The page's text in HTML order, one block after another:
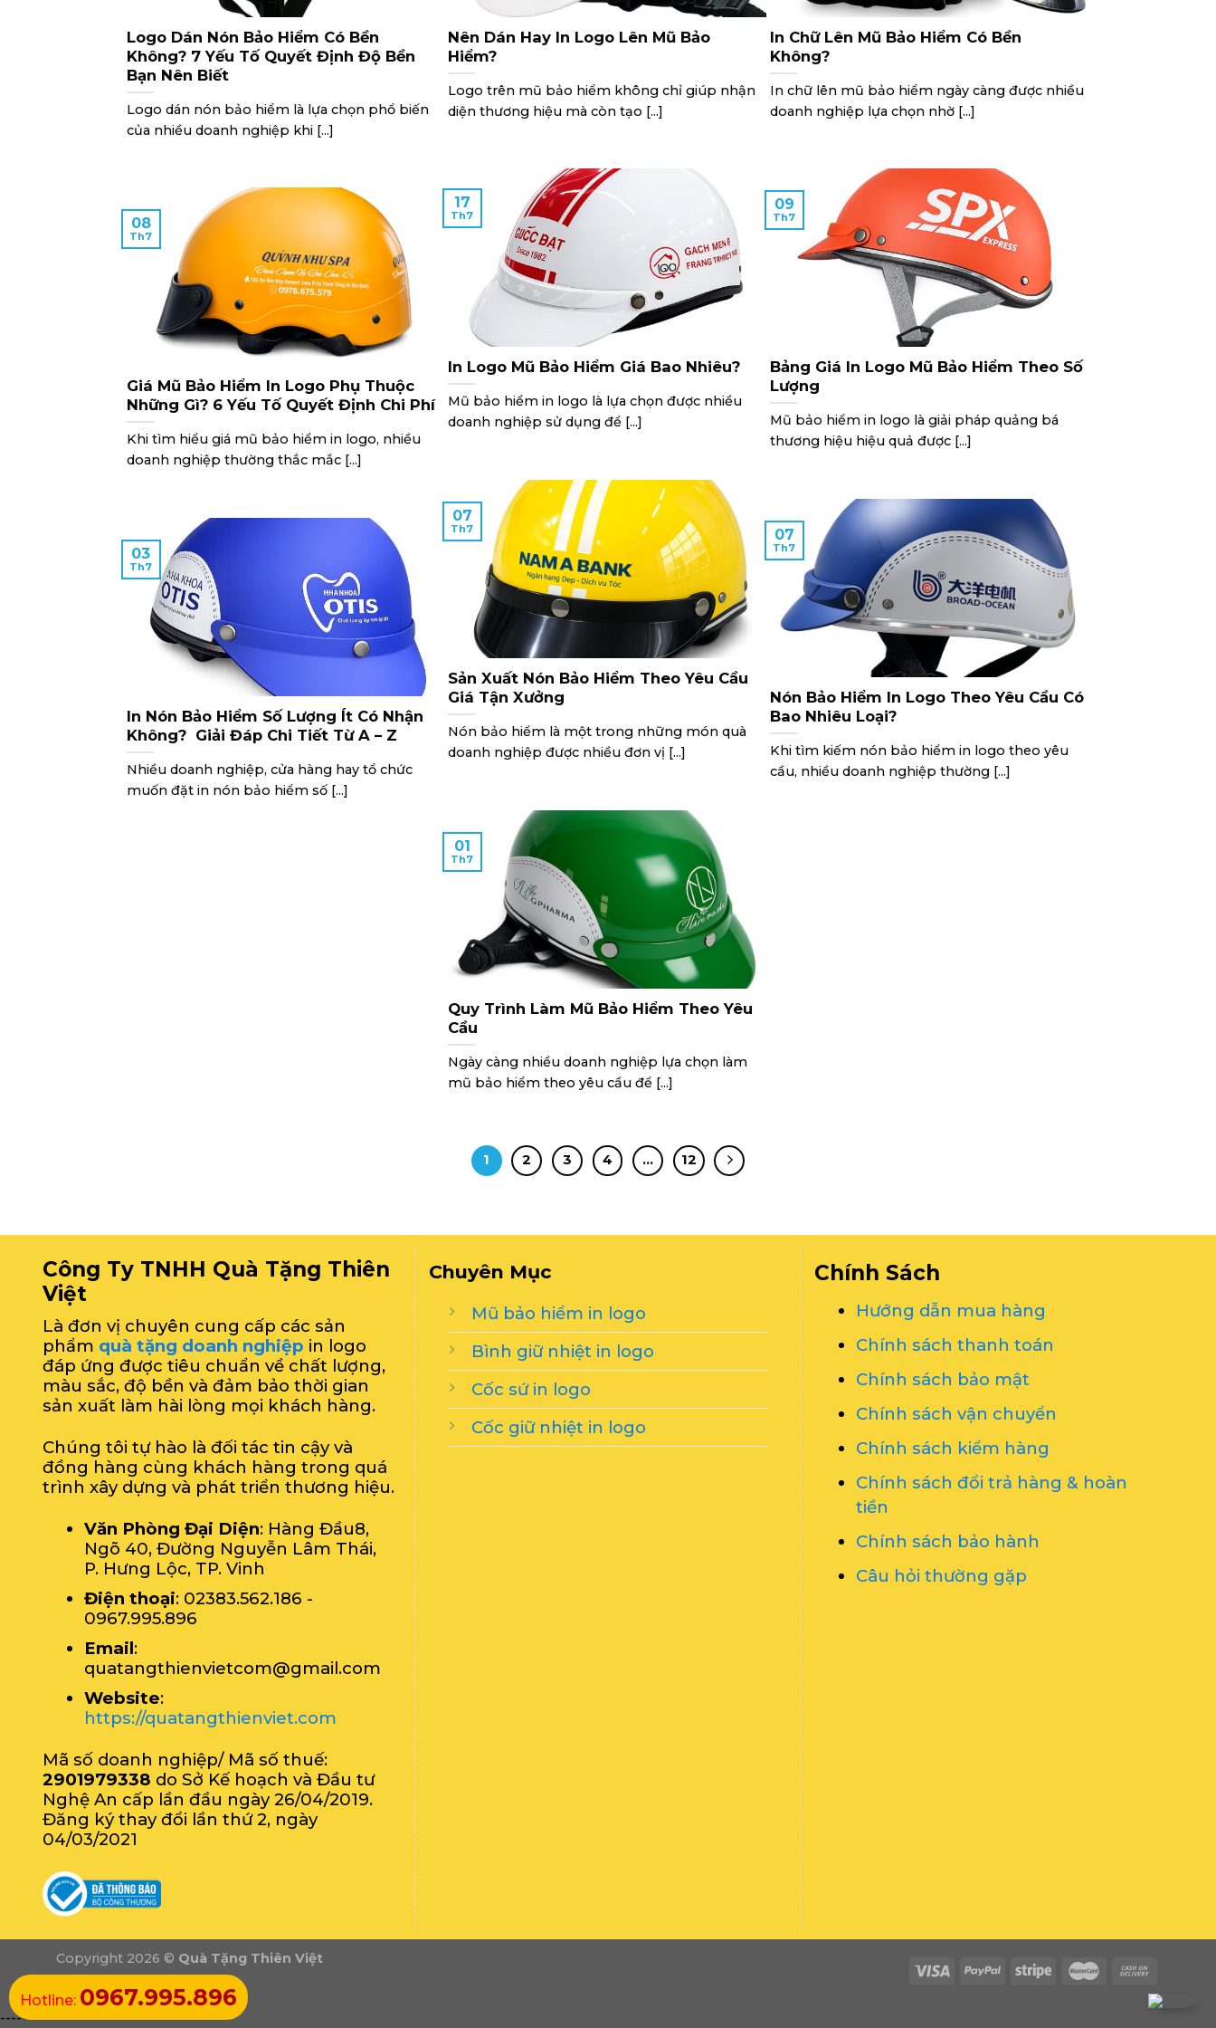
Logo Dán Nón Bảo Hiểm Có Bền
Không? 7 Yếu Tố Quyết Định Độ Bền
Bạn Nên Biết
Logo dán nón bảo hiểm là lựa chọn phổ biến
của nhiều doanh nghiệp khi [...]
Nên Dán Hay In Logo Lên Mũ Bảo
Hiểm?
Logo trên mũ bảo hiểm không chỉ giúp nhận
diện thương hiệu mà còn tạo [...]
In Chữ Lên Mũ Bảo Hiểm Có Bền
Không?
In chữ lên mũ bảo hiểm ngày càng được nhiều
doanh nghiệp lựa chọn nhờ [...]
In Logo Mũ Bảo Hiểm Giá Bao Nhiêu?
Mũ bảo hiểm in logo là lựa chọn được nhiều
doanh nghiệp sử dụng để [...]
17
Th7
Bảng Giá In Logo Mũ Bảo Hiểm Theo Số
Lượng
Mũ bảo hiểm in logo là giải pháp quảng bá
thương hiệu hiệu quả được [...]
09
Th7
Giá Mũ Bảo Hiểm In Logo Phụ Thuộc
Những Gì? 6 Yếu Tố Quyết Định Chi Phí
Khi tìm hiểu giá mũ bảo hiểm in logo, nhiều
doanh nghiệp thường thắc mắc [...]
08
Th7
Sản Xuất Nón Bảo Hiểm Theo Yêu Cầu
Giá Tận Xưởng
Nón bảo hiểm là một trong những món quà
doanh nghiệp được nhiều đơn vị [...]
07
Th7
Nón Bảo Hiểm In Logo Theo Yêu Cầu Có
Bao Nhiêu Loại?
Khi tìm kiếm nón bảo hiểm in logo theo yêu
cầu, nhiều doanh nghiệp thường [...]
07
Th7
In Nón Bảo Hiểm Số Lượng Ít Có Nhận
Không? Giải Đáp Chi Tiết Từ A – Z
Nhiều doanh nghiệp, cửa hàng hay tổ chức
muốn đặt in nón bảo hiểm số [...]
03
Th7
Quy Trình Làm Mũ Bảo Hiểm Theo Yêu
Cầu
Ngày càng nhiều doanh nghiệp lựa chọn làm
mũ bảo hiểm theo yêu cầu để [...]
01
Th7
1 2 3 4 … 12
Công Ty TNHH Quà Tặng Thiên
Việt
Là đơn vị chuyên cung cấp các sản
phẩm quà tặng doanh nghiệp in logo
đáp ứng được tiêu chuẩn về chất lượng,
màu sắc, độ bền và đảm bảo thời gian
sản xuất làm hài lòng mọi khách hàng.
Chúng tôi tự hào là đối tác tin cậy và
đồng hàng cùng khách hàng trong quá
trình xây dựng và phát triển thương hiệu.
Văn Phòng Đại Diện: Hàng Đầu8,
Ngõ 40, Đường Nguyễn Lâm Thái,
P. Hưng Lộc, TP. Vinh
Điện thoại: 02383.562.186 -
0967.995.896
Email:
quatangthienvietcom@gmail.com
Website:
https://quatangthienviet.com
Mã số doanh nghiệp/ Mã số thuế:
2901979338 do Sở Kế hoạch và Đầu tư
Nghệ An cấp lần đầu ngày 26/04/2019.
Đăng ký thay đổi lần thứ 2, ngày
04/03/2021
Chuyên Mục
Mũ bảo hiểm in logo
Bình giữ nhiệt in logo
Cốc sứ in logo
Cốc giữ nhiệt in logo
Chính Sách
Hướng dẫn mua hàng
Chính sách thanh toán
Chính sách bảo mật
Chính sách vận chuyển
Chính sách kiểm hàng
Chính sách đổi trả hàng & hoàn
tiền
Chính sách bảo hành
Câu hỏi thường gặp
Copyright 2026 © Quà Tặng Thiên Việt
Hotline: 0967.995.896
----------